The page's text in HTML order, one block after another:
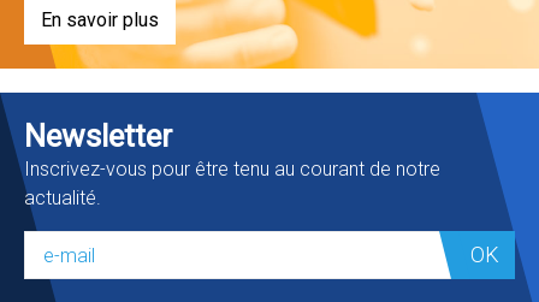
En savoir plus
Newsletter
Inscrivez-vous pour être tenu au courant de notre
actualité.
OK